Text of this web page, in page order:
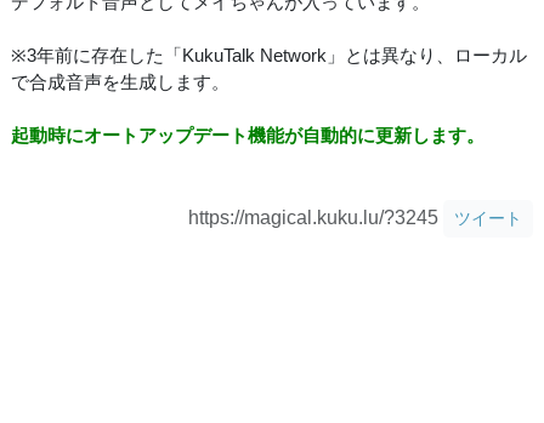
※3年前に存在した「KukuTalk Network」とは異なり、ローカル
で合成音声を生成します。
起動時にオートアップデート機能が自動的に更新します。
https://magical.kuku.lu/?3245 ツイート